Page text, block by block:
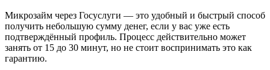
Микрозайм через Госуслуги — это удобный и быстрый способ
получить небольшую сумму денег, если у вас уже есть
подтверждённый профиль. Процесс действительно может
занять от 15 до 30 минут, но не стоит воспринимать это как
гарантию.